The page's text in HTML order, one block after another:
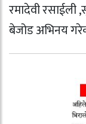
रमादेवी रसाईली
बेजोड अभिनय